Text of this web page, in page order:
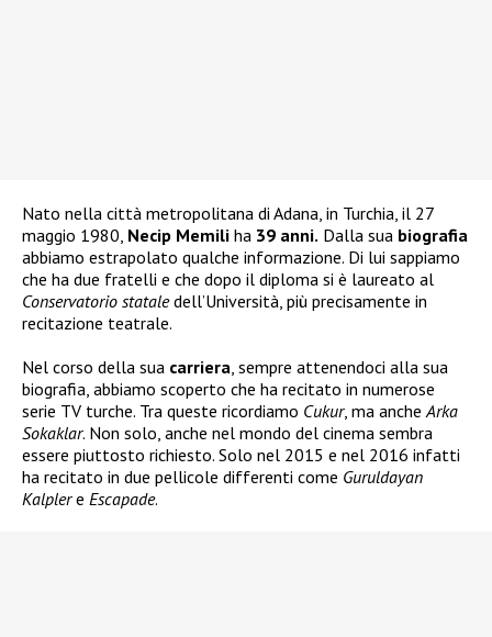
Nato nella città metropolitana di Adana, in Turchia, il 27
maggio 1980, Necip Memili ha 39 anni. Dalla sua biografia
abbiamo estrapolato qualche informazione. Di lui sappiamo
che ha due fratelli e che dopo il diploma si è laureato al
Conservatorio stataledell’Università, più precisamente in
recitazione teatrale.
Nel corso della sua carriera , sempre attenendoci alla sua
biografia, abbiamo scoperto che ha recitato in numerose
serie TV turche. Tra queste ricordiamo Cukur, ma anche Arka
Sokaklar. Non solo, anche nel mondo del cinema sembra
essere piuttosto richiesto. Solo nel 2015 e nel 2016 infatti
ha recitato in due pellicole differenti come Guruldayan
Kalplere Escapade.